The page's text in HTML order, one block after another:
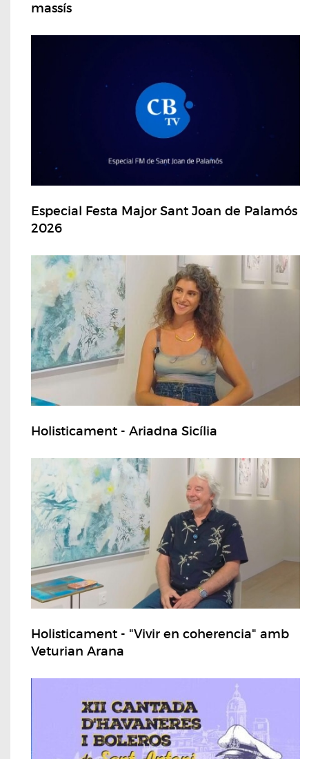
massís
Especial Festa Major Sant Joan de Palamós
2026
Holisticament - Ariadna Sicília
Holisticament - "Vivir en coherencia" amb
Veturian Arana